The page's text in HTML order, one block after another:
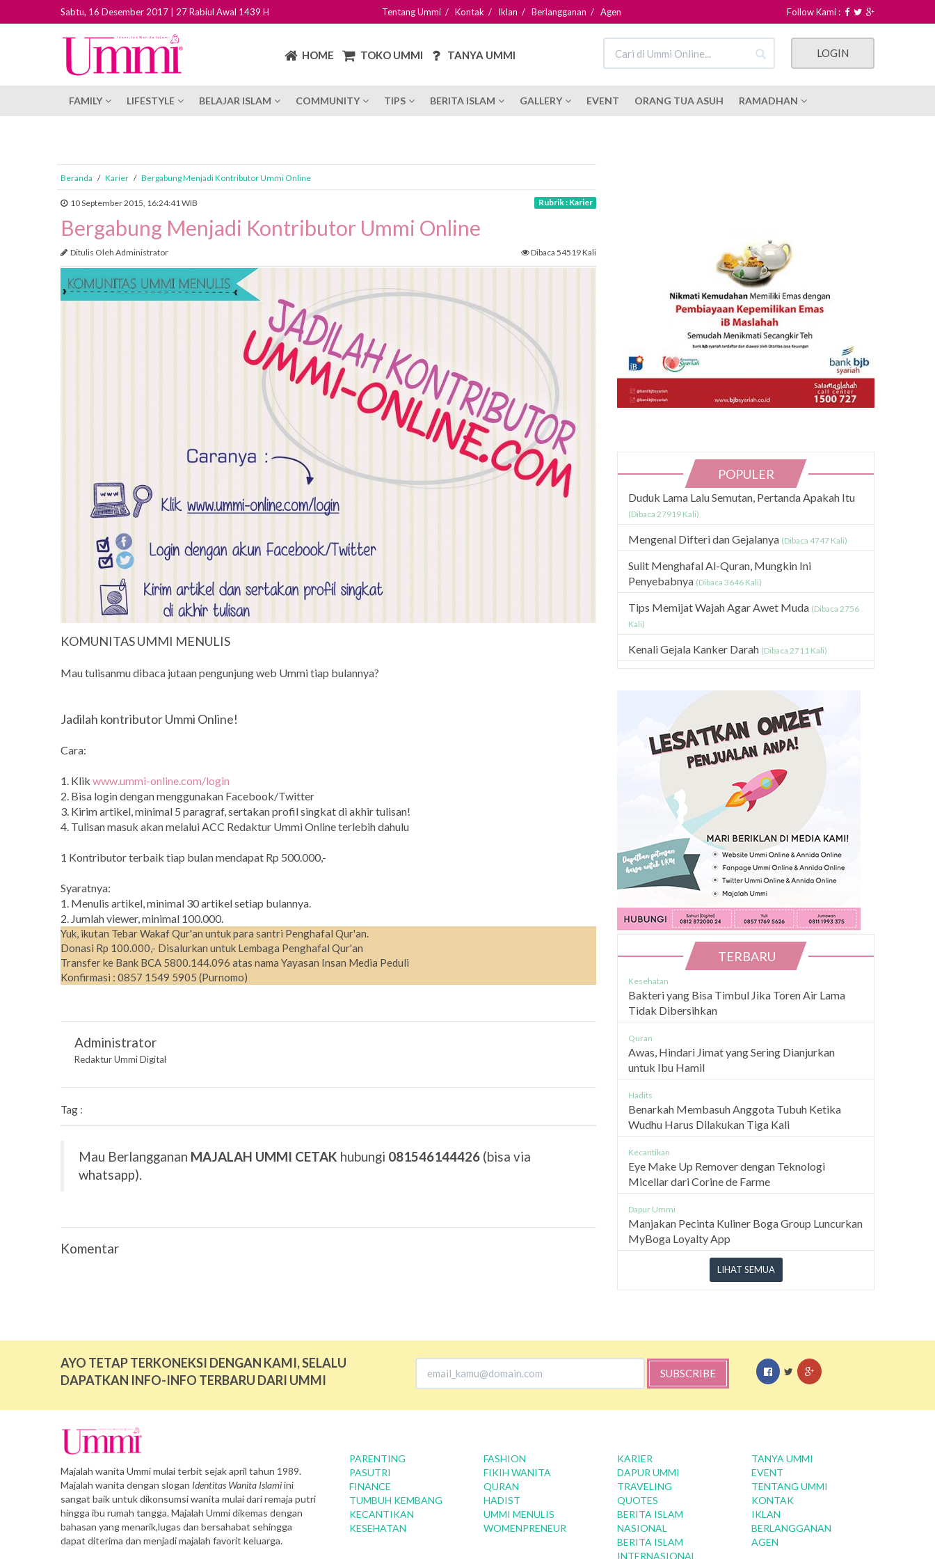
Sabtu, 16 Desember 2017 | 27 Rabiul Awal 1439 H Tentang Ummi/ Kontak / Iklan / Berlangganan / Agen Follow Kami :
HOME TOKO UMMI TANYA UMMI LOGIN
FAMILY LIFESTYLE BELAJAR ISLAM COMMUNITY TIPS BERITA ISLAM GALLERY EVENT ORANG TUA ASUH RAMADHAN
Beranda / Karier / Bergabung Menjadi Kontributor Ummi Online
10 September 2015, 16:24:41 WIB Rubrik : Karier
Bergabung Menjadi Kontributor Ummi Online
Ditulis Oleh Administrator Dibaca 54519 Kali
KOMUNITAS UMMI MENULIS
Mau tulisanmu dibaca jutaan pengunjung web Ummi tiap bulannya?
Jadilah kontributor Ummi Online!
Cara:
1. Klik www.ummi-online.com/login
2. Bisa login dengan menggunakan Facebook/Twitter
3. Kirim artikel, minimal 5 paragraf, sertakan profil singkat di akhir tulisan!
4. Tulisan masuk akan melalui ACC Redaktur Ummi Online terlebih dahulu
1 Kontributor terbaik tiap bulan mendapat Rp 500.000,-
Syaratnya:
1. Menulis artikel, minimal 30 artikel setiap bulannya.
2. Jumlah viewer, minimal 100.000.
Yuk, ikutan Tebar Wakaf Qur'an untuk para santri Penghafal Qur'an.
Donasi Rp 100.000,- Disalurkan untuk Lembaga Penghafal Qur'an
Transfer ke Bank BCA 5800.144.096 atas nama Yayasan Insan Media Peduli
Konfirmasi : 0857 1549 5905 (Purnomo)
Administrator
Redaktur Ummi Digital
Tag :
Mau Berlangganan MAJALAH UMMI CETAK hubungi 081546144426 (bisa via
whatsapp).
Komentar
POPULER
Duduk Lama Lalu Semutan, Pertanda Apakah Itu
(Dibaca 27919 Kali)
Mengenal Difteri dan Gejalanya (Dibaca 4747 Kali)
Sulit Menghafal Al-Quran, Mungkin Ini
Penyebabnya (Dibaca 3646 Kali)
Tips Memijat Wajah Agar Awet Muda (Dibaca 2756
Kali)
Kenali Gejala Kanker Darah (Dibaca 2711 Kali)
TERBARU
Kesehatan
Bakteri yang Bisa Timbul Jika Toren Air Lama
Tidak Dibersihkan
Quran
Awas, Hindari Jimat yang Sering Dianjurkan
untuk Ibu Hamil
Hadits
Benarkah Membasuh Anggota Tubuh Ketika
Wudhu Harus Dilakukan Tiga Kali
Kecantikan
Eye Make Up Remover dengan Teknologi
Micellar dari Corine de Farme
Dapur Ummi
Manjakan Pecinta Kuliner Boga Group Luncurkan
MyBoga Loyalty App
LIHAT SEMUA
AYO TETAP TERKONEKSI DENGAN KAMI, SELALU
DAPATKAN INFO-INFO TERBARU DARI UMMI
SUBSCRIBE
Majalah wanita Ummi mulai terbit sejak april tahun 1989.
Majalah wanita dengan slogan Identitas Wanita Islamiini
sangat baik untuk dikonsumsi wanita mulai dari remaja putri
hingga ibu rumah tangga. Majalah Ummi dikemas dengan
bahasan yang menarik,lugas dan bersahabat sehingga
dapat diterima dan menjadi majalah favorit keluarga.
PARENTING
PASUTRI
FINANCE
TUMBUH KEMBANG
KECANTIKAN
KESEHATAN
FASHION
FIKIH WANITA
QURAN
HADIST
UMMI MENULIS
WOMENPRENEUR
KARIER
DAPUR UMMI
TRAVELING
QUOTES
BERITA ISLAM
NASIONAL
BERITA ISLAM
INTERNASIONAL
TANYA UMMI
EVENT
TENTANG UMMI
KONTAK
IKLAN
BERLANGGANAN
AGEN